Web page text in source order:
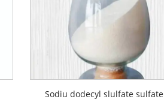
Sodiu dodecyl slulfate sulfate